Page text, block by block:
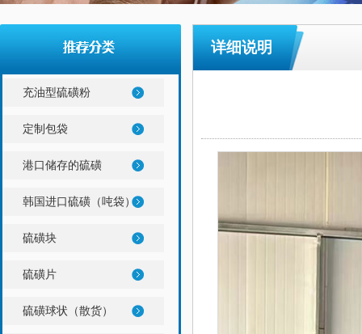
充油型硫磺粉
定制包袋
港口储存的硫磺
韩国进口硫磺（吨袋）
硫磺块
硫磺片
硫磺球状（散货）
详细说明